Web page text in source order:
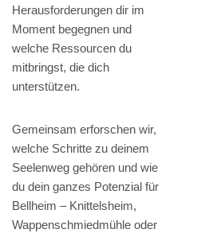
Herausforderungen dir im
Moment begegnen und
welche Ressourcen du
mitbringst, die dich
unterstützen.
Gemeinsam erforschen wir,
welche Schritte zu deinem
Seelenweg gehören und wie
du dein ganzes Potenzial für
Bellheim – Knittelsheim,
Wappenschmiedmühle oder